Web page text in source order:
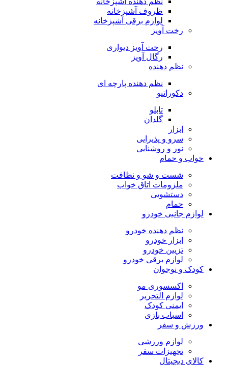
ظروف آشپزخانه
لوازم برقی آشپزخانه
رخت آویز
رخت آویز دیواری
رگال آویز
نظم دهنده
نظم دهنده پارچه ای
دکوراتیو
تابلو
گلدان
ابزار
سرو و پذیرایی
نور و روشنایی
خواب و حمام
شست و شو و نظافت
ملزومات اتاق خواب
دستشویی
حمام
لوازم جانبی خودرو
نظم دهنده خودرو
ابزار خودرو
تزیین خودرو
لوازم برقی خودرو
کودک و نوجوان
اکسسوری مو
لوازم التحریر
ایمنی کودک
اسباب بازی
ورزش و سفر
لوازم ورزشی
تجهیزات سفر
کالای دیجیتال